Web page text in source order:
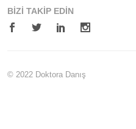
BIZI TAKIP EDIN
© 2022 Doktora Danış